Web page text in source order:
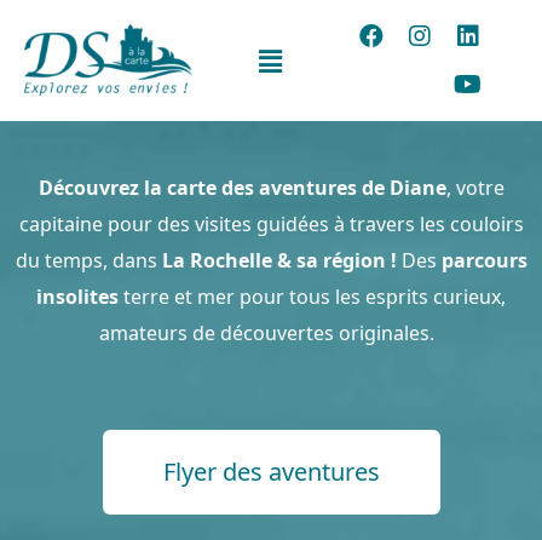
Découvrez la carte des aventures de Diane, votre
capitaine pour des visites guidées à travers les couloirs
du temps, dans La Rochelle & sa région ! Des parcours
insolitesterre et mer pour tous les esprits curieux,
amateurs de découvertes originales.
Flyer des aventures